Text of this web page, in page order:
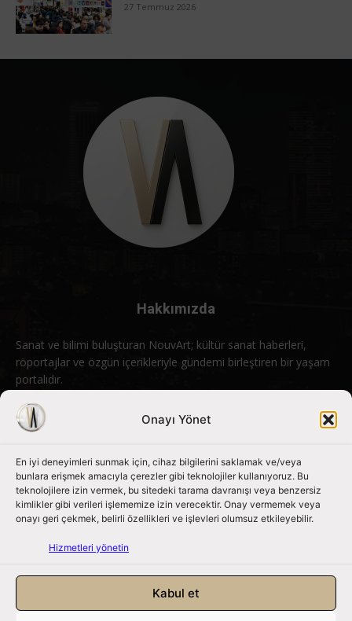
Onayı Yönet
En iyi deneyimleri sunmak için, cihaz bilgilerini saklamak ve/veya
bunlara erişmek amacıyla çerezler gibi teknolojiler kullanıyoruz. Bu
teknolojilere izin vermek, bu sitedeki tarama davranışı veya benzersiz
kimlikler gibi verileri işlememize izin verecektir. Onay vermemek veya
onayı geri çekmek, belirli özellikleri ve işlevleri olumsuz etkileyebilir.
Hizmetleri yönetin
Kabul et
27 Temmuz 2026
Hakkımızda
Sanat ve bilimi buluşturan NouvArt; kültür sanat haberleri,
röportajlar ve özgün içerikleriyle gündemi birleştiren bir yaşam
portalıdır.
Bizimle iletişime geçin: info@nouvart.net
Bizi Takip Edin